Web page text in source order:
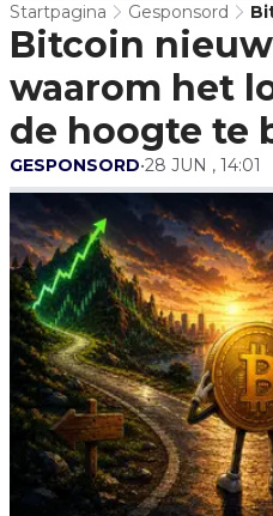
Startpagina Gesponsord
Bitcoin
waarom het
de hoogte te
GESPONSORD•28 JUN , 14:01